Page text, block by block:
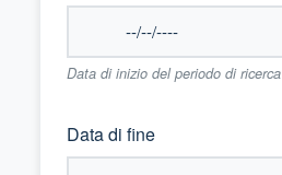
Data di inizio del periodo di ricerca
Data di fine